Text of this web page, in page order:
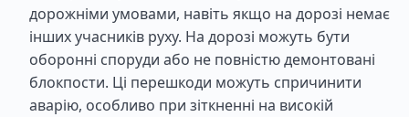
дорожніми умовами, навіть якщо на дорозі немає
інших учасників руху. На дорозі можуть бути
оборонні споруди або не повністю демонтовані
блокпости. Ці перешкоди можуть спричинити
аварію, особливо при зіткненні на високій